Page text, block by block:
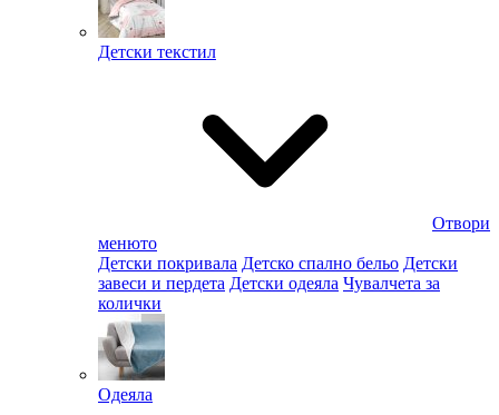
Детски текстил
Отвори
менюто
Детски покривала Детско спално бельо Детски
завеси и пердета Детски одеяла Чувалчета за
колички
Одеяла